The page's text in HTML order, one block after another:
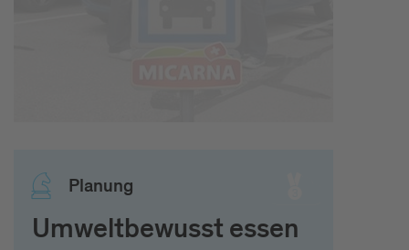
Pla­nung
Umweltbewusst essen